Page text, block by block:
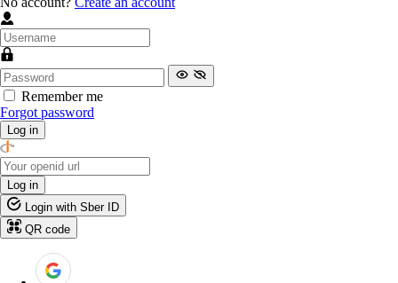
Remember me
Forgot password
Log in
Log in
Login with Sber ID
QR code